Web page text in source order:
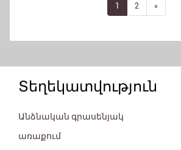
1 2 »
Տեղեկատվություն
Անձնական գրասենյակ
առաքում